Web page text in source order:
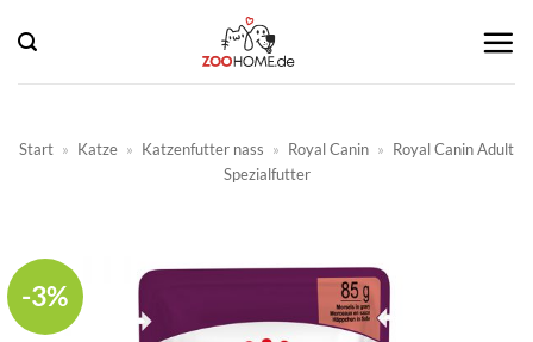
Inhalt
springen
Start » Katze » Katzenfutter nass » Royal Canin » Royal Canin Adult
Spezialfutter
-3%